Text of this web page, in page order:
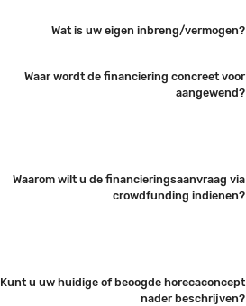
Wat is uw eigen inbreng/vermogen?
Waar wordt de financiering concreet voor
aangewend?
Waarom wilt u de financieringsaanvraag via
crowdfunding indienen?
Kunt u uw huidige of beoogde horecaconcept
nader beschrijven?